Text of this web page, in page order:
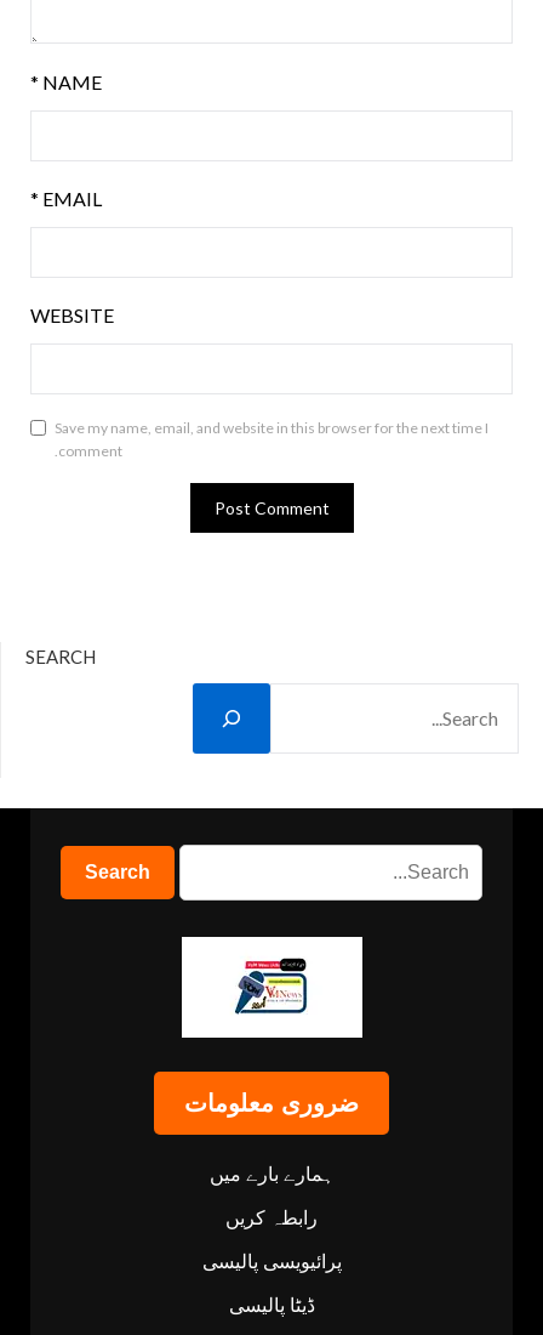
NAME
*
EMAIL
*
WEBSITE
Save my name, email, and website in this browser for the next time I
comment.
SEARCH
ضروری معلومات
ہمارے بارے میں
رابطہ کریں
پرائیویسی پالیسی
ڈیٹا پالیسی